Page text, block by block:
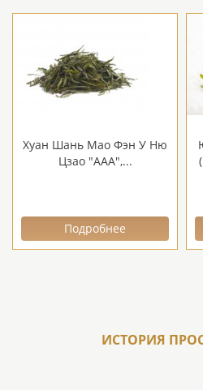
Хуан Шань Мао Фэн У Ню
Цзао "ААА",...
Подробнее
ИСТОРИЯ